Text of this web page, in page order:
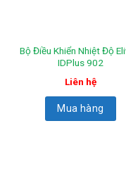
Bộ Điều Khiển Nhiệt Độ
IDPlus 902
Liên hệ
Mua hàng